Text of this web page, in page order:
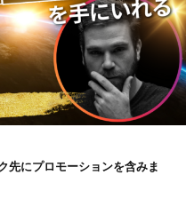
先にプロモーションを含みま